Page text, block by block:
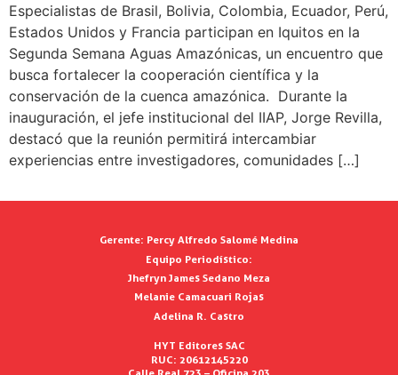
Especialistas de Brasil, Bolivia, Colombia, Ecuador, Perú,
Estados Unidos y Francia participan en Iquitos en la
Segunda Semana Aguas Amazónicas, un encuentro que
busca fortalecer la cooperación científica y la
conservación de la cuenca amazónica. Durante la
inauguración, el jefe institucional del IIAP, Jorge Revilla,
destacó que la reunión permitirá intercambiar
experiencias entre investigadores, comunidades […]
Gerente: Percy Alfredo Salomé Medina
Equipo Periodístico:
Jhefryn James Sedano Meza
Melanie Camacuari Rojas
Adelina R. Castro
HYT Editores SAC
RUC: 20612145220